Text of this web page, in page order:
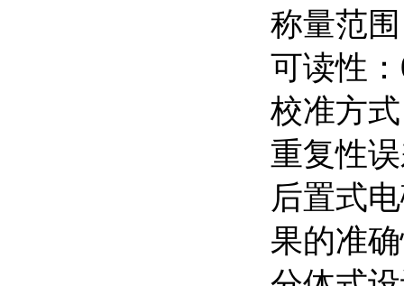
称量范
可读性
校准方
重复性
后置式
果的准